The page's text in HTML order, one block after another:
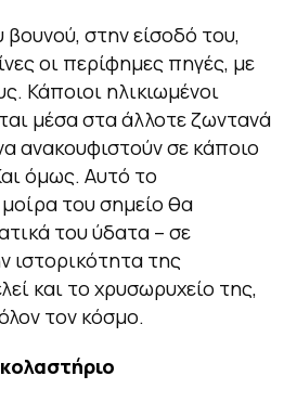
στην είσοδό του,
οι περίφημες πηγές, με
Κάποιοι ηλικιωμένοι
μέσα στα άλλοτε ζωντανά
ανακουφιστούν σε κάποιο
όμως. Αυτό το
του σημείο θα
του ύδατα – σε
ιστορικότητα της
και το χρυσωρυχείο της,
τον κόσμο.